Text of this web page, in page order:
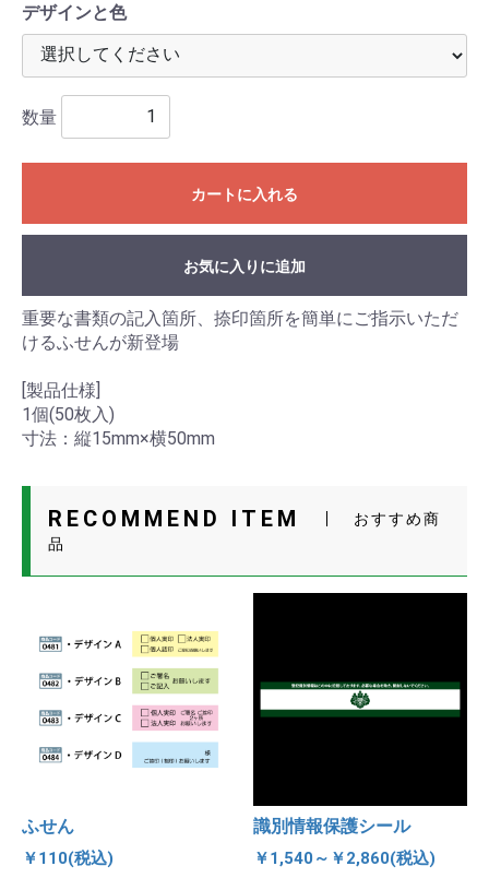
デザインと色
数量
カートに入れる
お気に入りに追加
重要な書類の記入箇所、捺印箇所を簡単にご指示いただ
けるふせんが新登場
[製品仕様]
1個(50枚入)
寸法：縦15mm×横50mm
RECOMMEND ITEM
おすすめ商
品
ふせん
￥110(税込)
識別情報保護シール
￥1,540～￥2,860(税込)